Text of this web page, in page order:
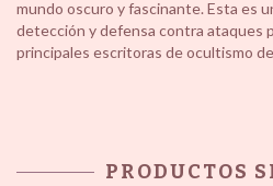
mundo oscuro y fascinante. Esta es
detección y defensa contra ataques
principales escritoras de ocultismo
PRODUCTOS